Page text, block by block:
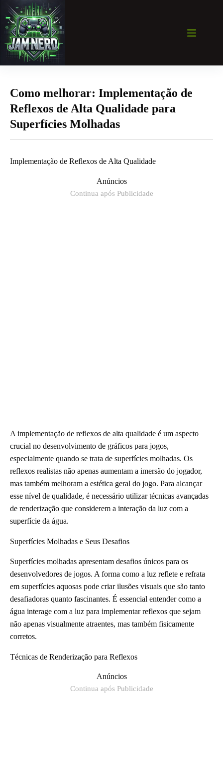
para
conteúdo
Como melhorar: Implementação de
Reflexos de Alta Qualidade para
Superfícies Molhadas
Implementação de Reflexos de Alta Qualidade
Anúncios
Continua após Publicidade
A implementação de reflexos de alta qualidade é um aspecto
crucial no desenvolvimento de gráficos para jogos,
especialmente quando se trata de superfícies molhadas. Os
reflexos realistas não apenas aumentam a imersão do jogador,
mas também melhoram a estética geral do jogo. Para alcançar
esse nível de qualidade, é necessário utilizar técnicas avançadas
de renderização que considerem a interação da luz com a
superfície da água.
Superfícies Molhadas e Seus Desafios
Superfícies molhadas apresentam desafios únicos para os
desenvolvedores de jogos. A forma como a luz reflete e refrata
em superfícies aquosas pode criar ilusões visuais que são tanto
desafiadoras quanto fascinantes. É essencial entender como a
água interage com a luz para implementar reflexos que sejam
não apenas visualmente atraentes, mas também fisicamente
corretos.
Técnicas de Renderização para Reflexos
Anúncios
Continua após Publicidade